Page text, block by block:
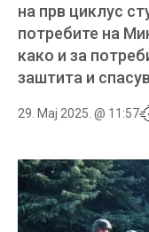
на прв циклус
потребите на
како и за
заштита и
29. Мај 2025. @ 11:57